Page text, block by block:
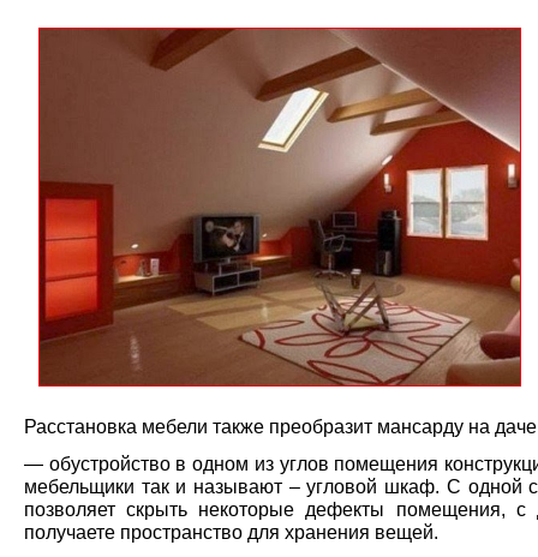
Расстановка мебели также преобразит мансарду на даче
— обустройство в одном из углов помещения
мебельщики так и называют – угловой шкаф. С одной
позволяет скрыть некоторые дефекты помещения, с
получаете пространство для хранения вещей.